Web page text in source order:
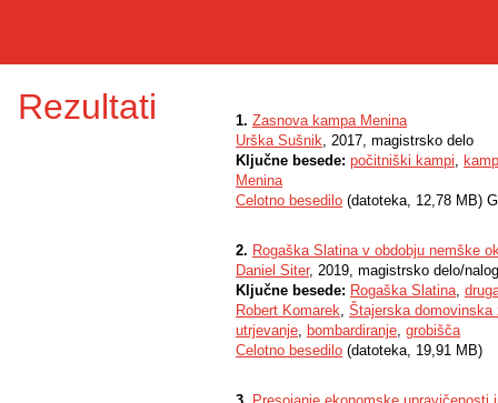
Rezultati 1. Zasnova kampa Menina
Urška Sušnik, 2017, magistrsko delo
Ključne besede: počitniški kampi,
Menina
Celotno besedilo (datoteka, 12,78 MB)
2. Rogaška Slatina v obdobju nemške
Daniel Siter, 2019, magistrsko delo/
Ključne besede: Rogaška Slatina,
Robert Komarek, Štajerska domovinska
utrjevanje, bombardiranje, grobišča
Celotno besedilo (datoteka, 19,91 MB)